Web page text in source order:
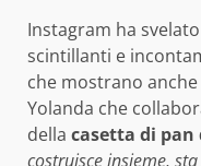
Instagram ha
scintillanti e
che mostrano
Yolanda che
della casetta di pan
costruisce insieme,